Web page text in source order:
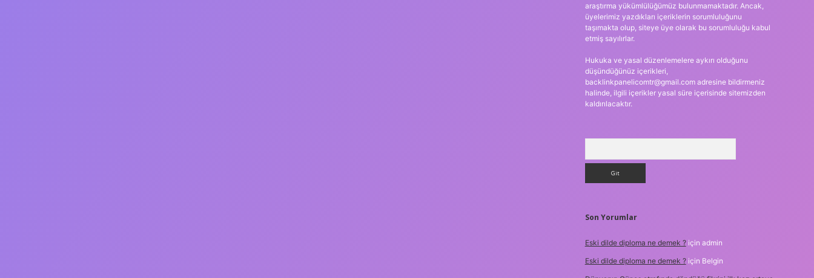
araştırma yükümlülüğümüz bulunmamaktadır. Ancak,
üyelerimiz yazdıkları içeriklerin sorumluluğunu
taşımakta olup, siteye üye olarak bu sorumluluğu kabul
etmiş sayılırlar.
Hukuka ve yasal düzenlemelere aykırı olduğunu
düşündüğünüz içerikleri,
backlinkpanelicomtr@gmail.comadresine bildirmeniz
halinde, ilgili içerikler yasal süre içerisinde sitemizden
kaldırılacaktır.
Son Yorumlar
Eski dilde diploma ne demek ?için admin
Eski dilde diploma ne demek ?için Belgin